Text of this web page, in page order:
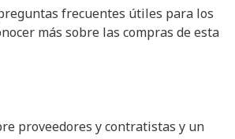
frecuentes útiles para los
más sobre las compras de esta
proveedores y contratistas y un